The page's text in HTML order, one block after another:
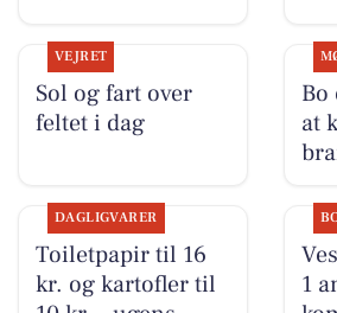
VEJRET
Sol og fart over
feltet i dag
Bo
at
DAGLIGVARER
Toiletpapir til 16
kr. og kartofler til
1